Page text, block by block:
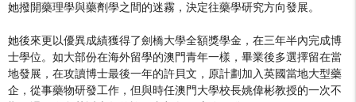
她撥開藥理學與藥劑學之間的迷霧，決定往藥學研究方向發展。
她後來更以優異成績獲得了劍橋大學全額獎學金，在三年半內完成博
士學位。如大部份在海外留學的澳門青年一樣，畢業後多選擇留在當
地發展，在攻讀博士最後一年的許貝文，原計劃加入英國當地大型藥
企，從事藥物研發工作，但與時任澳門大學校長姚偉彬教授的一次不